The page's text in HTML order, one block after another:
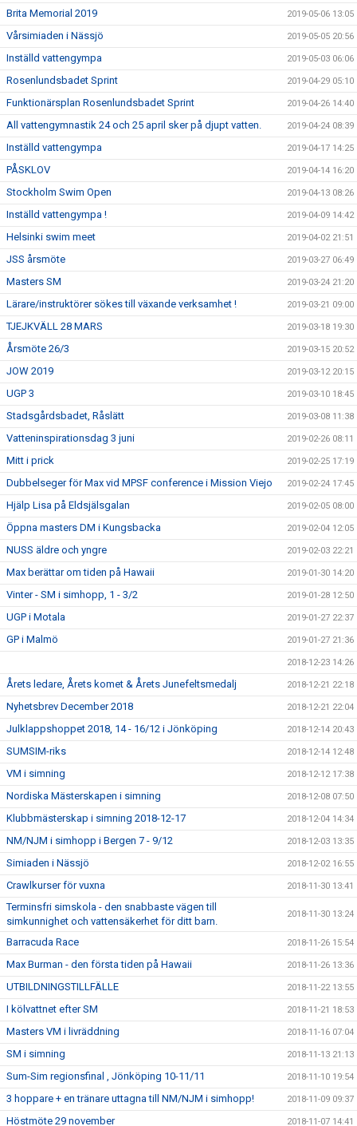
Brita Memorial 2019 2019-05-06 13:05
Vårsimiaden i Nässjö 2019-05-05 20:56
Inställd vattengympa 2019-05-03 06:06
Rosenlundsbadet Sprint 2019-04-29 05:10
Funktionärsplan Rosenlundsbadet Sprint 2019-04-26 14:40
All vattengymnastik 24 och 25 april sker på djupt vatten. 2019-04-24 08:39
Inställd vattengympa 2019-04-17 14:25
PÅSKLOV 2019-04-14 16:20
Stockholm Swim Open 2019-04-13 08:26
Inställd vattengympa ! 2019-04-09 14:42
Helsinki swim meet 2019-04-02 21:51
JSS årsmöte 2019-03-27 06:49
Masters SM 2019-03-24 21:20
Lärare/instruktörer sökes till växande verksamhet ! 2019-03-21 09:00
TJEJKVÄLL 28 MARS 2019-03-18 19:30
Årsmöte 26/3 2019-03-15 20:52
JOW 2019 2019-03-12 20:15
UGP 3 2019-03-10 18:45
Stadsgårdsbadet, Råslätt 2019-03-08 11:38
Vatteninspirationsdag 3 juni 2019-02-26 08:11
Mitt i prick 2019-02-25 17:19
Dubbelseger för Max vid MPSF conference i Mission Viejo 2019-02-24 17:45
Hjälp Lisa på Eldsjälsgalan 2019-02-05 08:00
Öppna masters DM i Kungsbacka 2019-02-04 12:05
NUSS äldre och yngre 2019-02-03 22:21
Max berättar om tiden på Hawaii 2019-01-30 14:20
Vinter - SM i simhopp, 1 - 3/2 2019-01-28 12:50
UGP i Motala 2019-01-27 22:37
GP i Malmö 2019-01-27 21:36
2018-12-23 14:26
Årets ledare, Årets komet & Årets Junefeltsmedalj 2018-12-21 22:18
Nyhetsbrev December 2018 2018-12-21 22:04
Julklappshoppet 2018, 14 - 16/12 i Jönköping 2018-12-14 20:43
SUMSIM-riks 2018-12-14 12:48
VM i simning 2018-12-12 17:38
Nordiska Mästerskapen i simning 2018-12-08 07:50
Klubbmästerskap i simning 2018-12-17 2018-12-04 14:34
NM/NJM i simhopp i Bergen 7 - 9/12 2018-12-03 13:35
Simiaden i Nässjö 2018-12-02 16:55
Crawlkurser för vuxna 2018-11-30 13:41
Terminsfri simskola - den snabbaste vägen till
simkunnighet och vattensäkerhet för ditt barn.
2018-11-30 13:24
Barracuda Race 2018-11-26 15:54
Max Burman - den första tiden på Hawaii 2018-11-26 13:36
UTBILDNINGSTILLFÄLLE 2018-11-22 13:55
I kölvattnet efter SM 2018-11-21 18:53
Masters VM i livräddning 2018-11-16 07:04
SM i simning 2018-11-13 21:13
Sum-Sim regionsfinal , Jönköping 10-11/11 2018-11-10 19:54
3 hoppare + en tränare uttagna till NM/NJM i simhopp! 2018-11-09 09:37
Höstmöte 29 november 2018-11-07 14:41